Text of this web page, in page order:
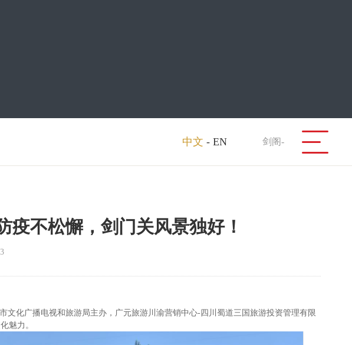
中文 - EN 剑阁-
疫不松懈，剑门关风景独好！
文化广播电视和旅游局主办，广元旅游川渝营销中心-四川蜀道三国旅游投资管理有限
魅力。